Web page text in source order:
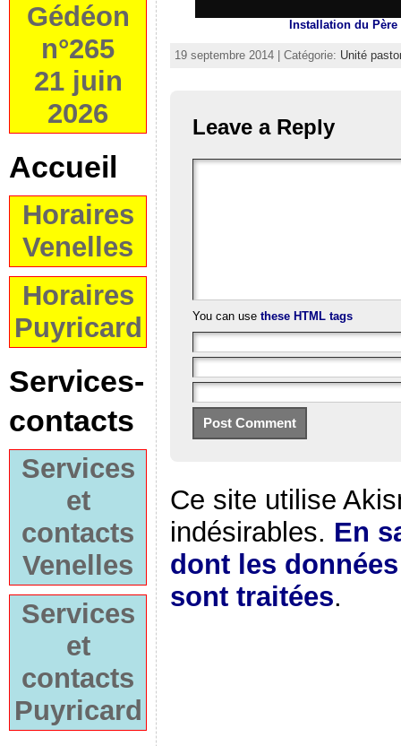
Gédéon
n°265
21 juin
2026
Accueil
Horaires
Venelles
Horaires
Puyricard
Services-
contacts
Services
et
contacts
Venelles
Services
et
contacts
Puyricard
Installation du
19 septembre 2014 | Catégorie: Unité
Leave a Reply
You can use these HTML tags
Ce site utilise
indésirables. En
dont les
sont traitées.